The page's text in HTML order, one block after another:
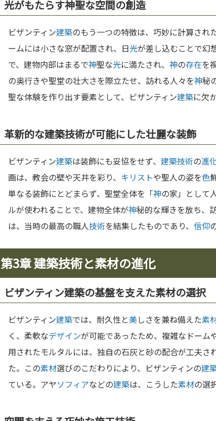
光がもたらす神聖な空間の創造
ビザンティン建築のもう一つの特徴は、巧妙に計算され
ームには小さな窓が配置され、日光が差し込むことで幻
で、建物内部はまるで神聖な光に満たされ、 神の存在を
の奥行きや聖堂の壮大さを際立たせ、訪れる人々を神秘
聖な体験を作り出す要素として、ビザンティン建築に欠
革新的な建築技術が可能にした壮麗な装飾
ビザンティン建築は装飾にも妥協をせず、 建築技術の進
画は、教会の壁や天井を彩り、 キリストや聖人の姿を色
単なる装飾にとどまらず、聖堂全体を「神の家」として
ルが使われることで、建物全体が神秘的な輝きを放ち、
は、当時の最高の職人技術を結集したものであり、 信仰
第3章 建築技術と素材の進化
ビザンティン建築の基盤を支えた素材の選択
ビザンティン建築では、耐久性と美しさを兼ね備えた素
く、柔軟なデザインが可能であったため、複雑なドーム
用されたモルタルには、独自の石灰と砂の配合が工夫さ
た。この素材選びのこだわりにより、ビザンティンの建
ている。アヤソフィアなどの建築は、こうした素材の選